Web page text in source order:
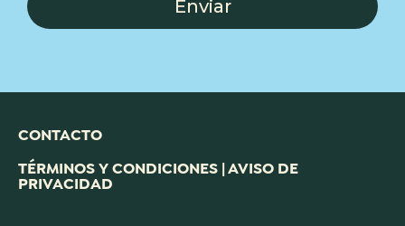
Enviar
CONTACTO
TÉRMINOS Y CONDICIONES | AVISO DE
PRIVACIDAD